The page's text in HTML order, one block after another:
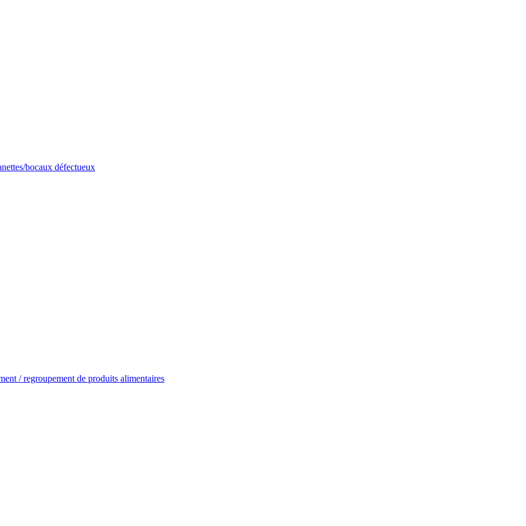
bocaux défectueux
/ regroupement de produits alimentaires